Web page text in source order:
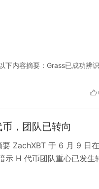
下内容摘要：Grass已成功辨
，团队已转向
要 ZachXBT 于 6 月 9 日
示 H 代币团队重心已发生